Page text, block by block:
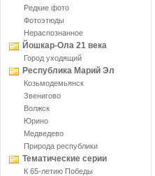
Редкие фото
Фотоэтюды
Нераспознанное
Йошкар-Ола 21 века
Город уходящий
Республика Марий Эл
Козьмодемьянск
Звенигово
Волжск
Юрино
Медведево
Природа республики
Тематические серии
К 65-летию Победы